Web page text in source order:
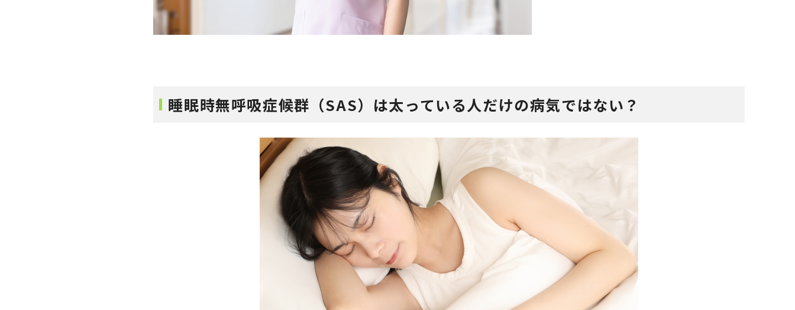
睡眠時無呼吸症候群（SAS）は太っている人だけの病気ではない？